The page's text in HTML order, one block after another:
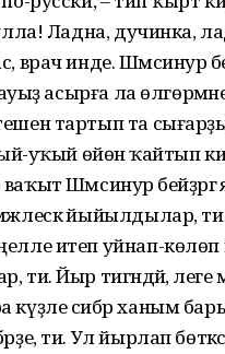
Ладна, дучинка,
врач инде. Шәмсинур
ауыҙ асырға ла
тартып та
уҡый өйөнә ҡайтып
Шәмсинур
йыйылдылар,
итеп уйнап-
ти. Йыр тигәндәй, әлеге
күҙле сибәр ханым
ти. Ул йырлап